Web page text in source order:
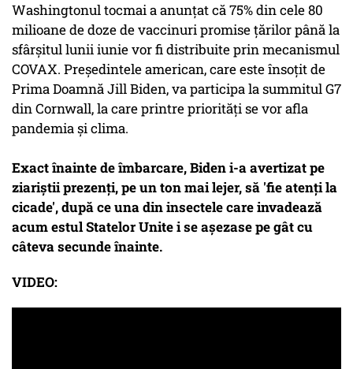
Washingtonul tocmai a anunţat că 75% din cele 80
milioane de doze de vaccinuri promise ţărilor până la
sfârşitul lunii iunie vor fi distribuite prin mecanismul
COVAX. Preşedintele american, care este însoţit de
Prima Doamnă Jill Biden, va participa la summitul G7
din Cornwall, la care printre priorităţi se vor afla
pandemia şi clima.
Exact înainte de îmbarcare, Biden i-a avertizat pe
ziariştii prezenţi, pe un ton mai lejer, să 'fie atenţi la
cicade', după ce una din insectele care invadează
acum estul Statelor Unite i se aşezase pe gât cu
câteva secunde înainte.
VIDEO: